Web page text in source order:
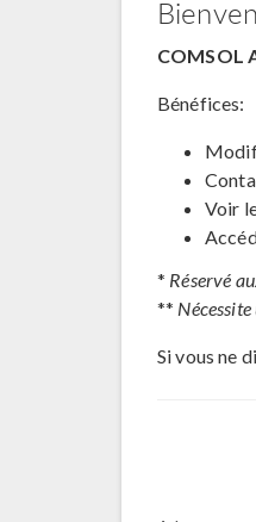
COMSOL
Bénéfices:
Voir
* Réservé
** Nécessite
Si vous ne